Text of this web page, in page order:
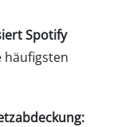
Spotify
häufigsten